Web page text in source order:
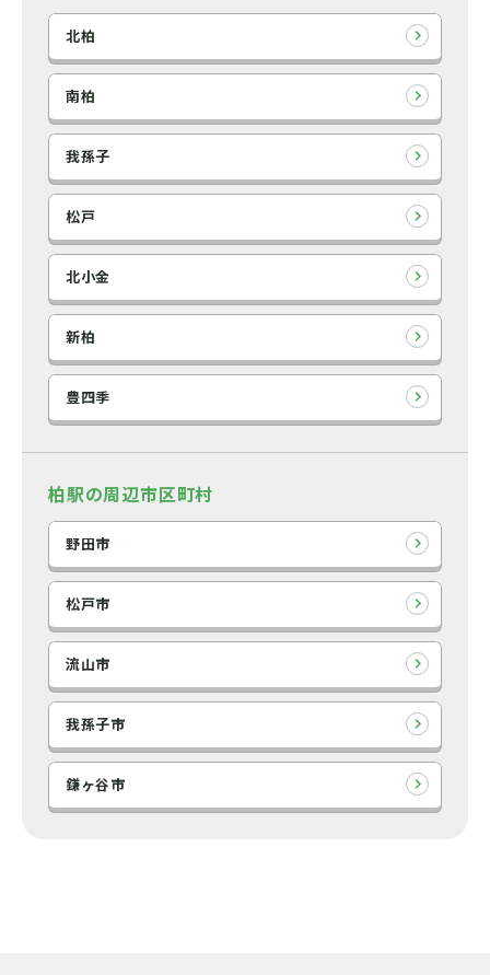
北柏
南柏
我孫子
松戸
北小金
新柏
豊四季
柏駅の周辺市区町村
野田市
松戸市
流山市
我孫子市
鎌ヶ谷市